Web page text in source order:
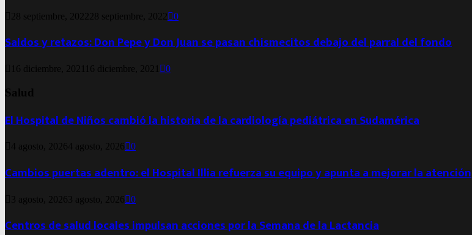
28 septiembre, 2022 28 septiembre, 2022 0
Saldos y retazos: Don Pepe y Don Juan se pasan chismecitos debajo del parral del fondo
16 diciembre, 2021 16 diciembre, 2021 0
Salud
El Hospital de Niños cambió la historia de la cardiología pediátrica en Sudamérica
4 agosto, 20264 agosto, 2026 0
Cambios puertas adentro: el Hospital Illia refuerza su equipo y apunta a mejorar la atención
3 agosto, 2026 3 agosto, 2026 0
Centros de salud locales impulsan acciones por la Semana de la Lactancia